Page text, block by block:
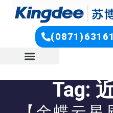
Tag: